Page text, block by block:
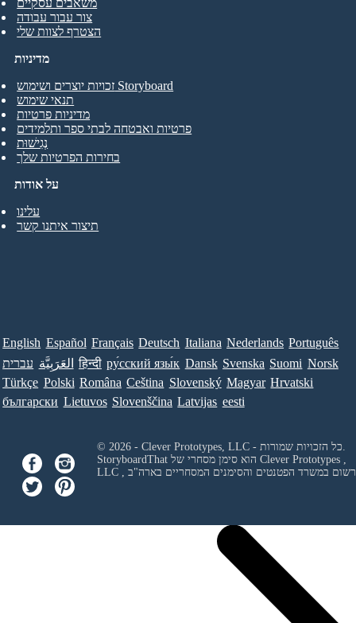
משאבים עסקיים
צור עבור עבודה
הצטרף לצוות שלי
על אודות
עלינו
תיצור איתנו קשר
מדיניות
זכויות יוצרים ושימוש Storyboard
תנאי שימוש
מדיניות פרטיות
פרטיות ואבטחה לבתי ספר ותלמידים
נְגִישׁוּת
בחירות הפרטיות שלך
English Español Français Deutsch Italiana Nederlands Português
עברית العَرَبِيَّة हिन्दी ру́сский язы́к Dansk Svenska Suomi Norsk
Türkçe Polski Româna Ceština Slovenský Magyar Hrvatski
български Lietuvos Slovenščina Latvijas eesti
Clever Prototypes ,
LLC
ורשום במשרד הפטנטים והסימנים המסחריים בארה"ב